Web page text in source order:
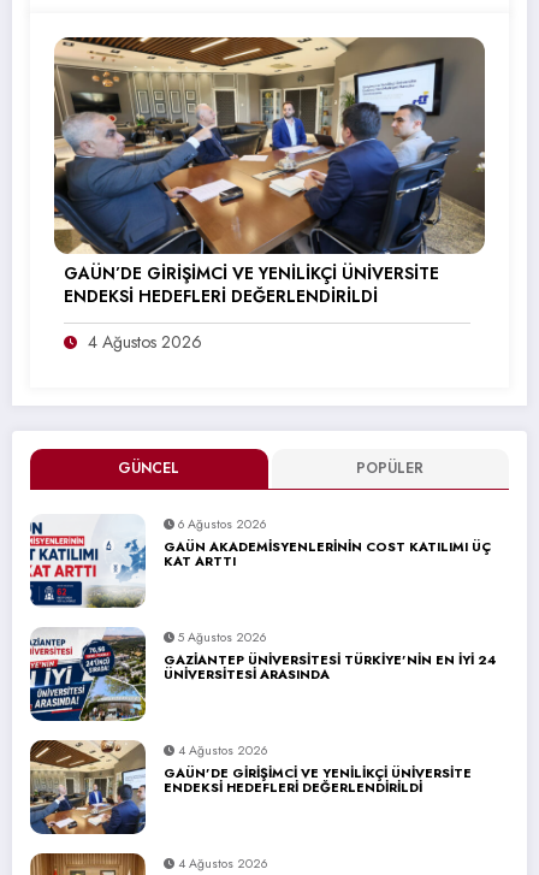
GÜNCEL POPÜLER
6 Ağustos 2026
GAÜN AKADEMİSYENLERİNİN COST KATILIMI ÜÇ
KAT ARTTI
5 Ağustos 2026
GAZİANTEP ÜNİVERSİTESİ TÜRKİYE’NİN EN İYİ 24
ÜNİVERSİTESİ ARASINDA
4 Ağustos 2026
GAÜN’DE GİRİŞİMCİ VE YENİLİKÇİ ÜNİVERSİTE
ENDEKSİ HEDEFLERİ DEĞERLENDİRİLDİ
4 Ağustos 2026
GAÜN’DE GİRİŞİMCİ VE YENİLİKÇİ ÜNİVERSİTE
ENDEKSİ HEDEFLERİ DEĞERLENDİRİLDİ
4 Ağustos 2026